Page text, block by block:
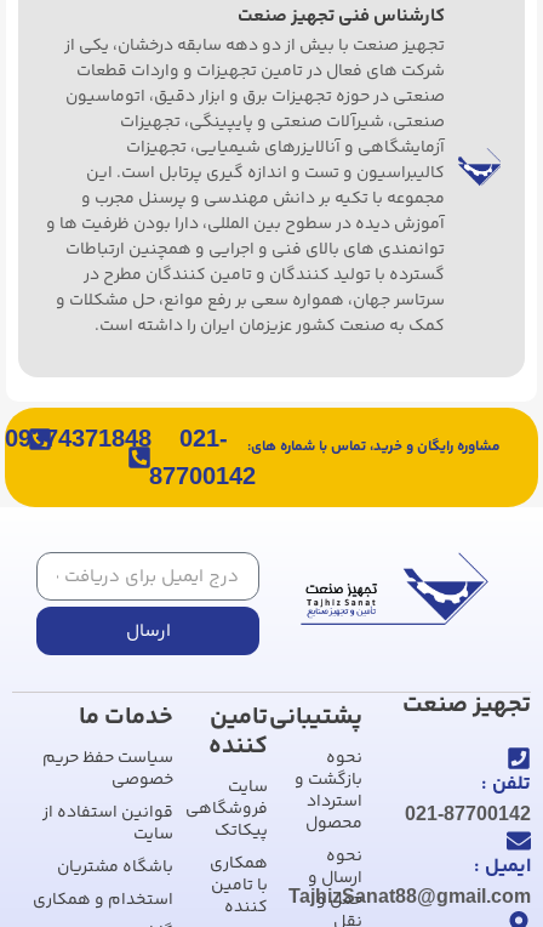
کارشناس فنی تجهیز صنعت
تجهیز صنعت با بیش از دو دهه سابقه درخشان، یکی از
شرکت های فعال در تامین تجهیزات و واردات قطعات
صنعتی در حوزه تجهیزات برق و ابزار دقیق، اتوماسیون
صنعتی، شیرآلات صنعتی و پایپینگی، تجهیزات
آزمایشگاهی و آنالایزرهای شیمیایی، تجهیزات
کالیبراسیون و تست و اندازه گیری پرتابل است. این
مجموعه با تکیه بر دانش مهندسی و پرسنل مجرب و
آموزش دیده در سطوح بین المللی، دارا بودن ظرفیت ها و
توانمندی های بالای فنی و اجرایی و همچنین ارتباطات
گسترده با تولید کنندگان و تامین کنندگان مطرح در
سرتاسر جهان، همواره سعی بر رفع موانع، حل مشکلات و
کمک به صنعت کشور عزیزمان ایران را داشته است.
مشاوره رایگان و خرید، تماس با شماره های:
021-
87700142
09374371848
ارسال
تجهیز صنعت
تلفن :
021-87700142
ایمیل :
TajhizSanat88@gmail.com
پشتیبانی
نحوه
بازگشت و
استرداد
محصول
نحوه
ارسال و
حمل و
تامین
کننده
سایت
فروشگاهی
پیکاتک
همکاری
با تامین
کننده
خدمات ما
سیاست حفظ حریم
خصوصی
قوانین استفاده از
سایت
باشگاه مشتریان
استخدام و همکاری